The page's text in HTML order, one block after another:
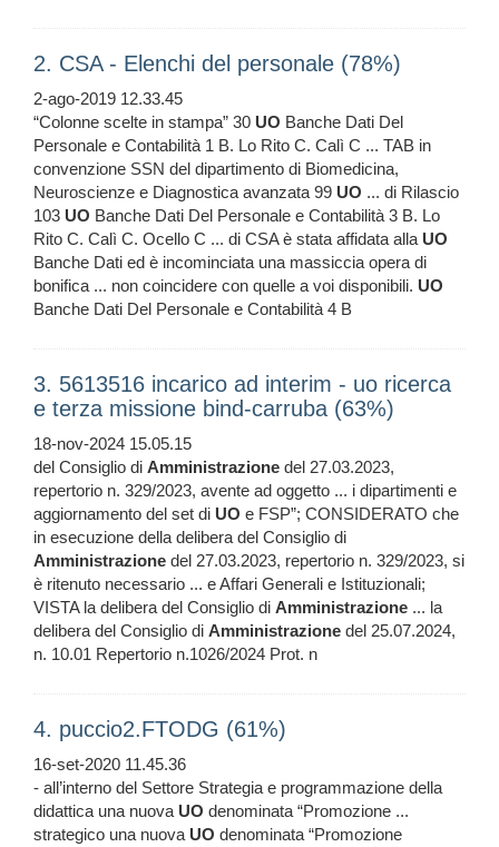
2. CSA - Elenchi del personale (78%)
2-ago-2019 12.33.45
“Colonne scelte in stampa” 30 UO Banche Dati Del
Personale e Contabilità 1 B. Lo Rito C. Calì C ... TAB in
convenzione SSN del dipartimento di Biomedicina,
Neuroscienze e Diagnostica avanzata 99 UO ... di Rilascio
103 UO Banche Dati Del Personale e Contabilità 3 B. Lo
Rito C. Calì C. Ocello C ... di CSA è stata affidata alla UO
Banche Dati ed è incominciata una massiccia opera di
bonifica ... non coincidere con quelle a voi disponibili. UO
Banche Dati Del Personale e Contabilità 4 B
3. 5613516 incarico ad interim - uo ricerca
e terza missione bind-carruba (63%)
18-nov-2024 15.05.15
del Consiglio di Amministrazione del 27.03.2023,
repertorio n. 329/2023, avente ad oggetto ... i dipartimenti e
aggiornamento del set di UO e FSP”; CONSIDERATO che
in esecuzione della delibera del Consiglio di
Amministrazione del 27.03.2023, repertorio n. 329/2023, si
è ritenuto necessario ... e Affari Generali e Istituzionali;
VISTA la delibera del Consiglio di Amministrazione ... la
delibera del Consiglio di Amministrazione del 25.07.2024,
n. 10.01 Repertorio n.1026/2024 Prot. n
4. puccio2.FTODG (61%)
16-set-2020 11.45.36
- all’interno del Settore Strategia e programmazione della
didattica una nuova UO denominata “Promozione ...
strategico una nuova UO denominata “Promozione